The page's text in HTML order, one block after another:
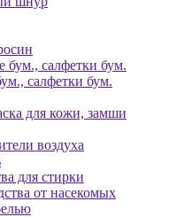
салфетки бум.
для кожи, замши
воздуха
для стирки
от насекомых